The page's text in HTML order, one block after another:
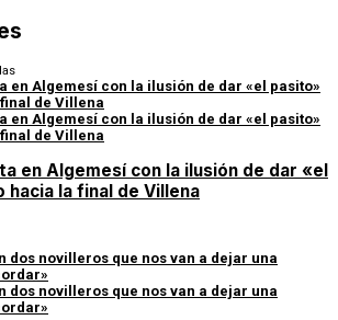
en Algemesí con la ilusión de dar «el
la final de Villena